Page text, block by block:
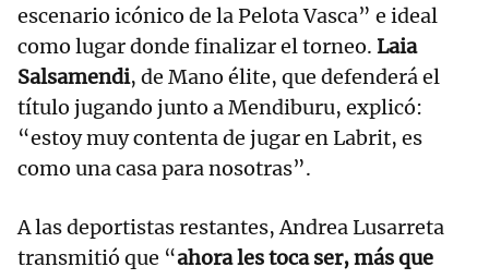
escenario icónico de la Pelota Vasca” e ideal
como lugar donde finalizar el torneo. Laia
Salsamendi, de Mano élite, que defenderá el
título jugando junto a Mendiburu, explicó:
“estoy muy contenta de jugar en Labrit, es
como una casa para nosotras”.
A las deportistas restantes, Andrea Lusarreta
transmitió que “ahora les toca ser, más que